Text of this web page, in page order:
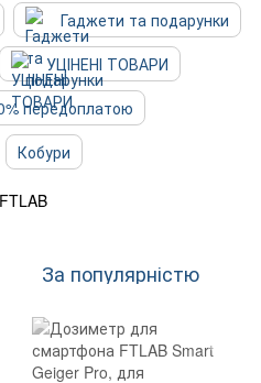
Гаджети та подарунки
УЦІНЕНІ ТОВАРИ
передоплатою
Кобури
За популярністю